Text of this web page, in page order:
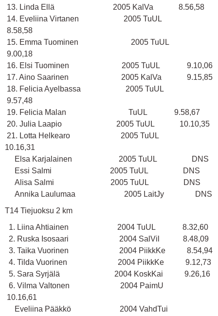
13. Linda Ellä 2005 KalVa 8.56,58
14. Eveliina Virtanen 2005 TuUL
8.58,58
15. Emma Tuominen 2005 TuUL
9.00,18
16. Elsi Tuominen 2005 TuUL 9.10,06
17. Aino Saarinen 2005 KalVa 9.15,85
18. Felicia Ayelbassa 2005 TuUL
9.57,48
19. Felicia Malan TuUL 9.58,67
20. Julia Laapio 2005 TuUL 10.10,35
21. Lotta Helkearo 2005 TuUL
10.16,31
Elsa Karjalainen 2005 TuUL DNS
Essi Salmi 2005 TuUL DNS
Alisa Salmi 2005 TuUL DNS
Annika Laulumaa 2005 LaitJy DNS
T14 Tiejuoksu 2 km
1. Liina Ahtiainen 2004 TuUL 8.32,60
2. Ruska Isosaari 2004 SalVil 8.48,09
3. Taika Vuorinen 2004 PiikkKe 8.54,94
4. Tilda Vuorinen 2004 PiikkKe 9.12,73
5. Sara Syrjälä 2004 KoskKai 9.26,16
6. Vilma Valtonen 2004 PaimU
10.16,61
Eveliina Pääkkö 2004 VahdTui